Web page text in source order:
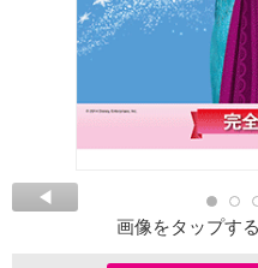
画像をタップす